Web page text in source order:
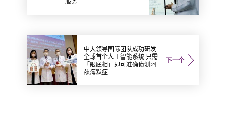
下一个
中大领导国际团队成功研发
全球首个人工智能系统 只需
「眼底相」即可准确侦测阿
兹海默症